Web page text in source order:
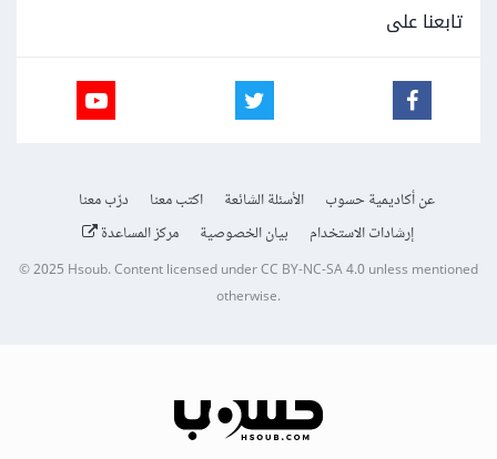
تابعنا على
عن أكاديمية حسوب الأسئلة الشائعة اكتب معنا
درّب معنا
إرشادات الاستخدام
بيان الخصوصية مركز المساعدة
© 2025Hsoub.Content licensed underCC BY-NC-SA 4.0unless mentioned
otherwise.